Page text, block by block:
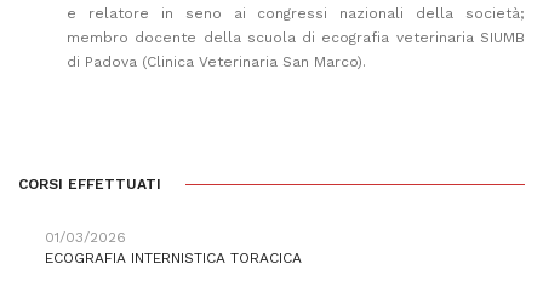
e relatore in seno ai congressi nazionali della società;
membro docente della scuola di ecografia veterinaria SIUMB
di Padova (Clinica Veterinaria San Marco).
CORSI EFFETTUATI
01/03/2026
ECOGRAFIA INTERNISTICA TORACICA